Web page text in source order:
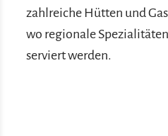
zahlreiche Hütten und
wo regionale
serviert werden.